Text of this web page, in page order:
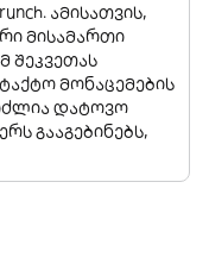
ამისათვის,
მისამართი
შეკვეთას
მონაცემების
დატოვო
გააგებინებს,